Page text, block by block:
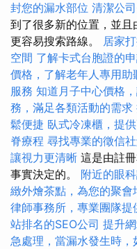
封您的漏水部位 清潔公
到了很多新的位置，並
更容易搜索路線。 居家
空間 了解卡式台胞證的
價格，了解老年人專用助
服務 知道月子中心價格
務，滿足各類活動的需求
鬆便捷 臥式冷凍櫃，提
脊療程 尋找專業的徵信
讓視力更清晰 這是由註
事實決定的。 附近的眼
緻外燴茶點，為您的聚會
律師事務所，專業團隊提
站排名的SEO公司 提升
急處理，當漏水發生時，